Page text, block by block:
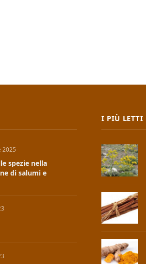
2025
spezie nella
di salumi e
I PIÙ LETTI